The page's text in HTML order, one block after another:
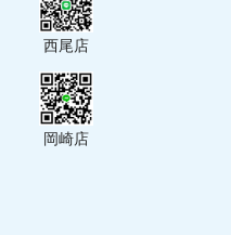
西尾店
岡崎店